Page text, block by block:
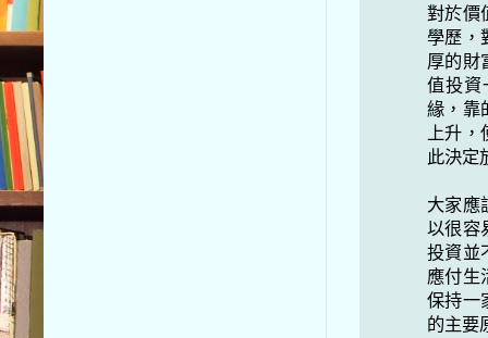
對於價
學歷，
厚的財
值投資
緣，靠
上升，
此決定
大家應
以很容
投資並
應付生
保持一
的主要